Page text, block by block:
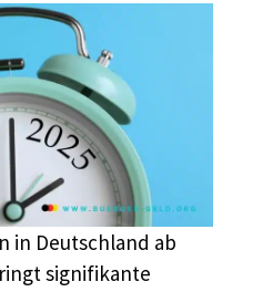
in Deutschland ab
signifikante